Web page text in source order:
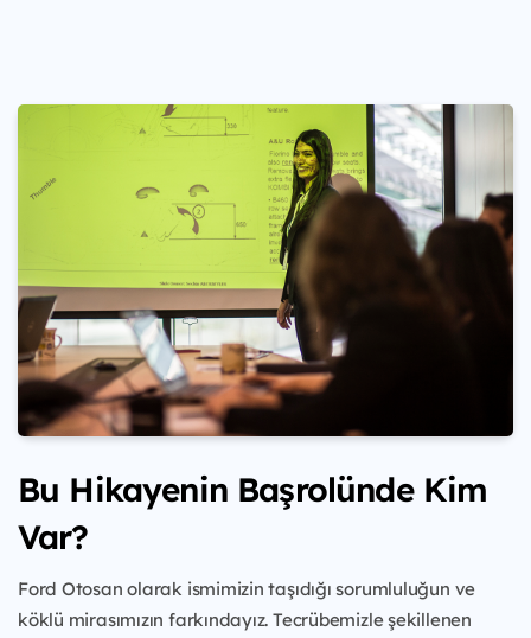
Bu Hikayenin Başrolünde Kim
Var?
Ford Otosan olarak ismimizin taşıdığı sorumluluğun ve
köklü mirasımızın farkındayız. Tecrübemizle şekillenen